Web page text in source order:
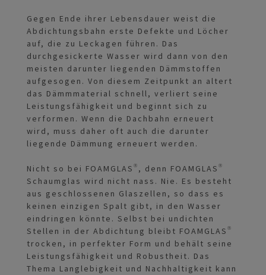
Gegen Ende ihrer Lebensdauer weist die
Abdichtungsbahn erste Defekte und Löcher
auf, die zu Leckagen führen. Das
durchgesickerte Wasser wird dann von den
meisten darunter liegenden Dämmstoffen
aufgesogen. Von diesem Zeitpunkt an altert
das Dämmmaterial schnell, verliert seine
Leistungsfähigkeit und beginnt sich zu
verformen. Wenn die Dachbahn erneuert
wird, muss daher oft auch die darunter
liegende Dämmung erneuert werden.
Nicht so bei FOAMGLAS®, denn FOAMGLAS®
Schaumglas wird nicht nass. Nie. Es besteht
aus geschlossenen Glaszellen, so dass es
keinen einzigen Spalt gibt, in den Wasser
eindringen könnte. Selbst bei undichten
Stellen in der Abdichtung bleibt FOAMGLAS®
trocken, in perfekter Form und behält seine
Leistungsfähigkeit und Robustheit. Das
Thema Langlebigkeit und Nachhaltigkeit kann